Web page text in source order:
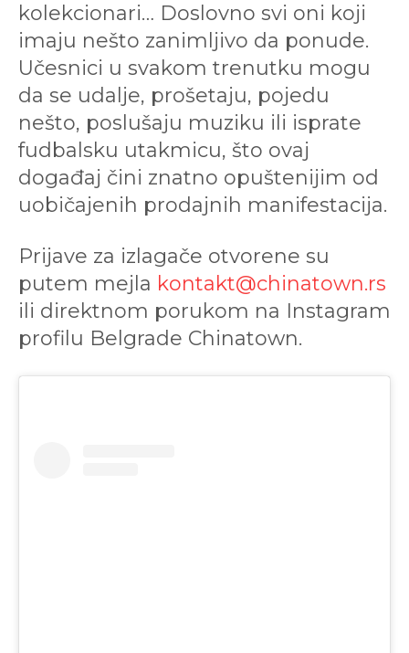
kolekcionari… Doslovno svi oni koji
imaju nešto zanimljivo da ponude.
Učesnici u svakom trenutku mogu
da se udalje, prošetaju, pojedu
nešto, poslušaju muziku ili isprate
fudbalsku utakmicu, što ovaj
događaj čini znatno opuštenijim od
uobičajenih prodajnih manifestacija.
Prijave za izlagače otvorene su
putem mejla kontakt@chinatown.rs
ili direktnom porukom na Instagram
profilu Belgrade Chinatown.